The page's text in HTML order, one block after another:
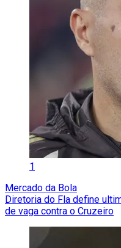
1
Mercado da Bola
Diretoria do Fla define
de vaga contra o Cruzeiro